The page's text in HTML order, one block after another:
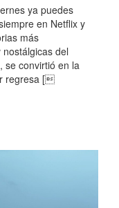
ya puedes
en Netflix y
más
del
se convirtió en la
regresa [